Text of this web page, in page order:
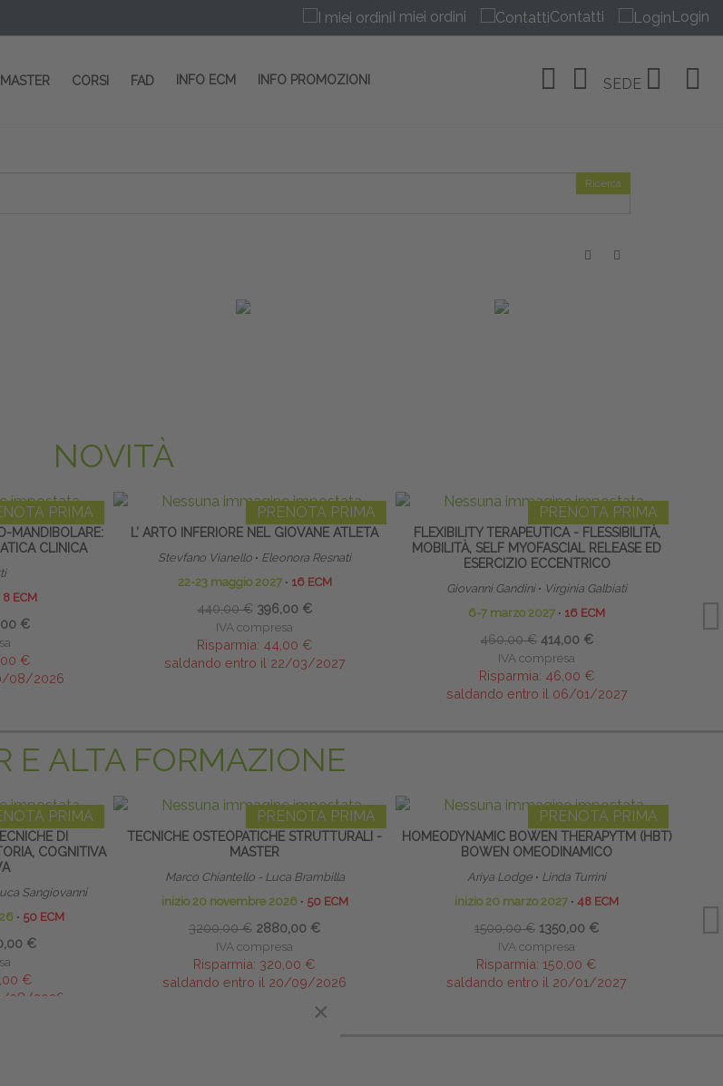
I miei ordini Contatti Login
MASTER CORSI FAD INFO ECM INFO PROMOZIONI SEDE
Ricerca
NOVITÀ
PRIMA
MANDIBOLARE:
CLINICA
8 ECM
€
€
08/2026
PRENOTA PRIMA
L’ ARTO INFERIORE NEL GIOVANE ATLETA
Stevfano Vianello ∙ Eleonora Resnati
22-23 maggio 2027 ∙ 16 ECM
440,00 € 396,00 €
IVA compresa
Risparmia: 44,00 €
saldando entro il 22/03/2027
PRENOTA PRIMA
FLEXIBILITY TERAPEUTICA - FLESSIBILITÀ,
MOBILITÀ, SELF MYOFASCIAL RELEASE ED
ESERCIZIO ECCENTRICO
Giovanni Gandini ∙ Virginia Galbiati
6-7 marzo 2027 ∙ 16 ECM
460,00 € 414,00 €
IVA compresa
Risparmia: 46,00 €
saldando entro il 06/01/2027
E ALTA FORMAZIONE
PRIMA
DI
COGNITIVA
Sangiovanni
∙ 50 ECM
€
€
08/2026
PRENOTA PRIMA
TECNICHE OSTEOPATICHE STRUTTURALI -
MASTER
Marco Chiantello - Luca Brambilla
inizio 20 novembre 2026 ∙ 50 ECM
3200,00 € 2880,00 €
IVA compresa
Risparmia: 320,00 €
saldando entro il 20/09/2026
PRENOTA PRIMA
HOMEODYNAMIC BOWEN THERAPYTM (HBT)
BOWEN OMEODINAMICO
Ariya Lodge ∙ Linda Turrini
inizio 20 marzo 2027 ∙ 48 ECM
1500,00 € 1350,00 €
IVA compresa
Risparmia: 150,00 €
saldando entro il 20/01/2027
×
×